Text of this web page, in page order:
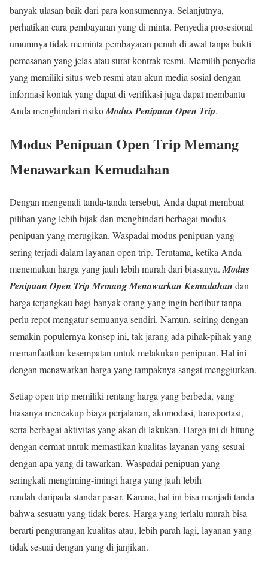
banyak ulasan baik dari para konsumennya. Selanjutnya,
perhatikan cara pembayaran yang di minta. Penyedia prosesional
umumnya tidak meminta pembayaran penuh di awal tanpa bukti
pemesanan yang jelas atau surat kontrak resmi. Memilih penyedia
yang memiliki situs web resmi atau akun media sosial dengan
informasi kontak yang dapat di verifikasi juga dapat membantu
Anda menghindari risikoModus Penipuan Open Trip.
Modus Penipuan OpenTripMemang
Menawarkan Kemudahan
Dengan mengenali tanda-tanda tersebut, Anda dapat membuat
pilihan yang lebih bijak dan menghindari berbagai modus
penipuan yang merugikan. Waspadai modus penipuan yang
sering terjadi dalam layanan open trip. Terutama, ketika Anda
menemukan harga yang jauh lebih murah dari biasanya. Modus
Penipuan Open Trip Memang Menawarkan Kemudahan dan
harga terjangkau bagi banyak orang yang ingin berlibur tanpa
perlu repot mengatur semuanya sendiri. Namun, seiring dengan
semakin populernya konsep ini, tak jarang ada pihak-pihak yang
memanfaatkan kesempatan untuk melakukan penipuan. Hal ini
dengan menawarkan harga yang tampaknya sangat menggiurkan.
Setiap open trip memiliki rentang harga yang berbeda, yang
biasanya mencakup biaya perjalanan, akomodasi, transportasi,
serta berbagai aktivitas yang akan di lakukan. Harga ini di hitung
dengan cermat untuk memastikan kualitas layanan yang sesuai
dengan apa yang di tawarkan. Waspadai penipuan yang
seringkali mengiming-imingi harga yang jauh lebih
rendah daripada standar pasar. Karena, hal ini bisa menjadi tanda
bahwa sesuatu yang tidak beres. Harga yang terlalu murah bisa
berarti pengurangan kualitas atau, lebih parah lagi, layanan yang
tidak sesuai dengan yang di janjikan.